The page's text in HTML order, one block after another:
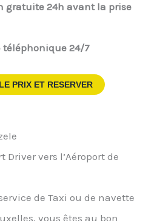
gratuite 24h avant la prise
téléphonique 24/7
PRIX ET RESERVER
Driver vers l’Aéroport de
de Taxi ou de navette
vous êtes au bon